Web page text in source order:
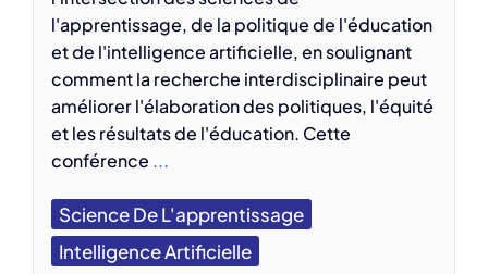
l'apprentissage, de la politique de l'éducation
et de l'intelligence artificielle, en soulignant
comment la recherche interdisciplinaire peut
améliorer l'élaboration des politiques, l'équité
et les résultats de l'éducation. Cette
conférence ...
Science De L'apprentissage
Intelligence Artificielle